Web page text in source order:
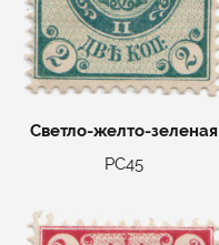
Светло-желто-зеленая
РС45